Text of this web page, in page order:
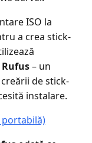
ISO la
a crea stick-
Rufus– un
de stick-
instalare.
portabilă)